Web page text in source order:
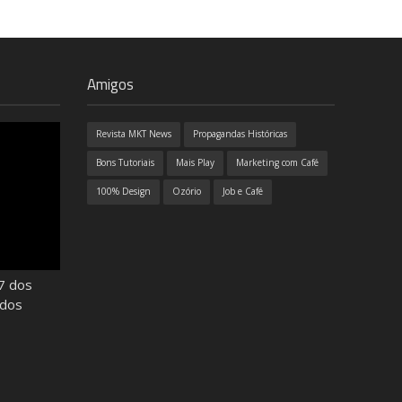
dos
Amigos
Revista MKT News Propagandas Históricas
Bons Tutoriais Mais Play Marketing com Café
100% Design Ozório Job e Café